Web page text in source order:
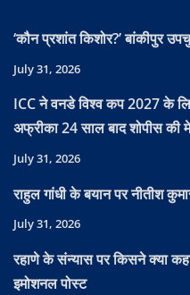
‘कौन प्रशांत किशोर?’ बांकीपुर
July 31, 2026
ICC ने वनडे विश्व कप 2027 के
अफ्रीका 24 साल बाद शोपीस की
July 31, 2026
राहुल गांधी के बयान पर नीतीश
July 31, 2026
रहाणे के संन्यास पर किसने क्या
इमोशनल पोस्ट